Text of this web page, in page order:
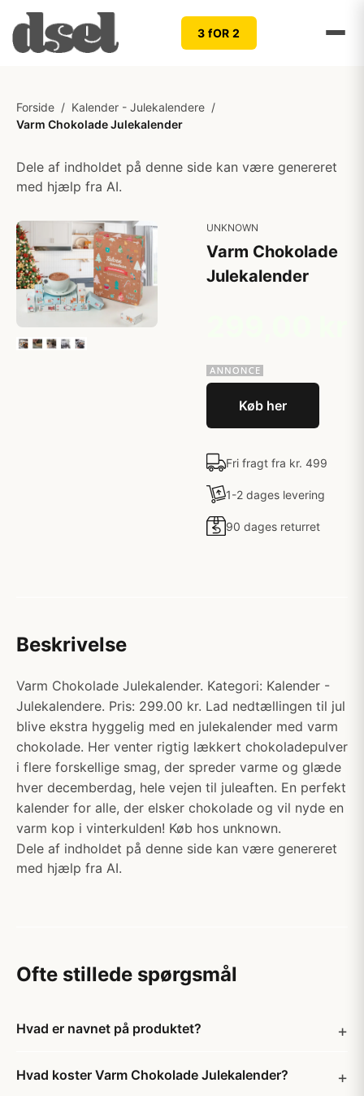
3 fOR 2
Forside / Kalender - Julekalendere /
Varm Chokolade Julekalender
Dele af indholdet på denne side kan være genereret
med hjælp fra AI.
UNKNOWN
Varm Chokolade
Julekalender
Køb her
Fri fragt fra kr. 499
1-2 dages levering
90 dages returret
Beskrivelse
Varm Chokolade Julekalender. Kategori: Kalender -
Julekalendere. Pris: 299.00 kr. Lad nedtællingen til jul
blive ekstra hyggelig med en julekalender med varm
chokolade. Her venter rigtig lækkert chokoladepulver
i flere forskellige smag, der spreder varme og glæde
hver decemberdag, hele vejen til juleaften. En perfekt
kalender for alle, der elsker chokolade og vil nyde en
varm kop i vinterkulden! Køb hos unknown.
Dele af indholdet på denne side kan være genereret
med hjælp fra AI.
Ofte stillede spørgsmål
Hvad er navnet på produktet?
Hvad koster Varm Chokolade Julekalender?